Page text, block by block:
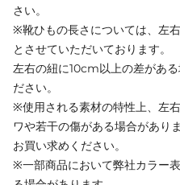
さい。
※靴ひもの長さについては、左
とさせていただいております。
左右の紐に10cm以上の差があ
ださい。
※使用される素材の特性上、左
ワや若干の傷がある場合があり
お買い求めください。
※一部商品において弊社カラー